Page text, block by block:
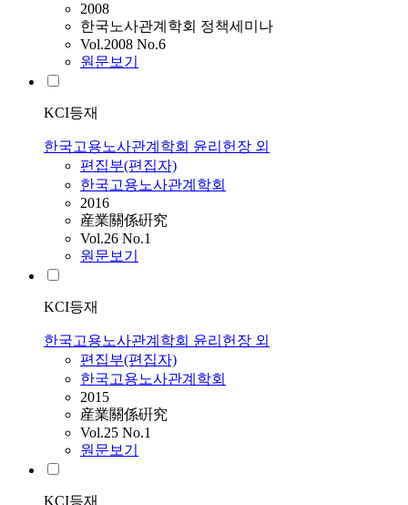
2008
한국노사관계학회 정책세미나
Vol.2008 No.6
원문보기
KCI등재
한국고용노사관계학회 윤리헌장 외
편집부(편집자)
한국고용노사관계학회
2016
産業關係硏究
Vol.26 No.1
원문보기
KCI등재
한국고용노사관계학회 윤리헌장 외
편집부(편집자)
한국고용노사관계학회
2015
産業關係硏究
Vol.25 No.1
원문보기
KCI등재